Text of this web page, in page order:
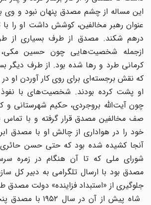
این مساله از چشم مصدق پنهان نبود و وی با
عنوان رهبر مخالفین‌، کوشش داشت او را با
درهم شکند. مصدق از طرف بسیاری از
ازجمله شخصیت‌هایی چون حسین مکی‌،
کرمانی طرد و‌‌ رها شده بود. از طرف دیگر
او پشت کرده بودند. شخصیت‌های با نفوذ
چون آیت‌الله بروجردی، حکیم شهرستانی و
صف مخالفین مصدق قرار گرفته و با تماس
خود را در هواداری از چالش او با مصدق
آنجا کشیده شده بود که حتی حسن
شورای ملی که تا آن هنگام در زمره
مصدق بود با ارسال تلگرامی به دبیر کل
جلوگیری از «استبداد فزاینده» دولت مصدق
شاه پیش از آن در سال